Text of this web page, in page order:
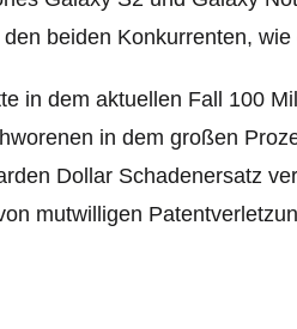
beiden Konkurrenten,
in dem aktuellen Fall 100
in dem großen
Dollar Schadenersatz
mutwilligen